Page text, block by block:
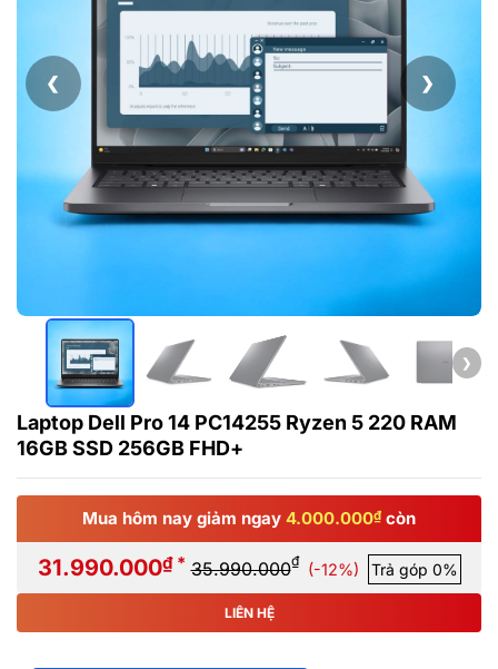
❮ ❯
❯
Laptop Dell Pro 14 PC14255 Ryzen 5 220 RAM
16GB SSD 256GB FHD+
Mua hôm nay giảm ngay 4.000.000₫ còn
31.990.000₫ * 35.990.000₫ (-12%) Trả góp 0%
LIÊN HỆ